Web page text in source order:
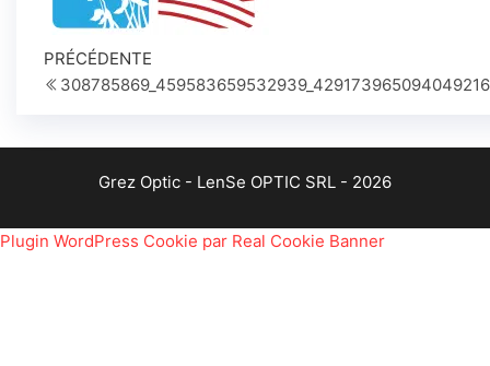
Navigation
de
Article
précédent
PRÉCÉDENTE
Grez Optic - LenSe OPTIC SRL - 2026
Plugin WordPress Cookie par Real Cookie Banner